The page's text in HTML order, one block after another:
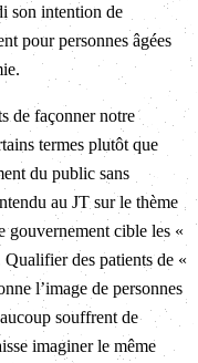
son intention de
pour personnes âgées
de façonner notre
termes plutôt que
du public sans
au JT sur le thème
gouvernement cible les «
Qualifier des patients de «
l’image de personnes
souffrent de
imaginer le même